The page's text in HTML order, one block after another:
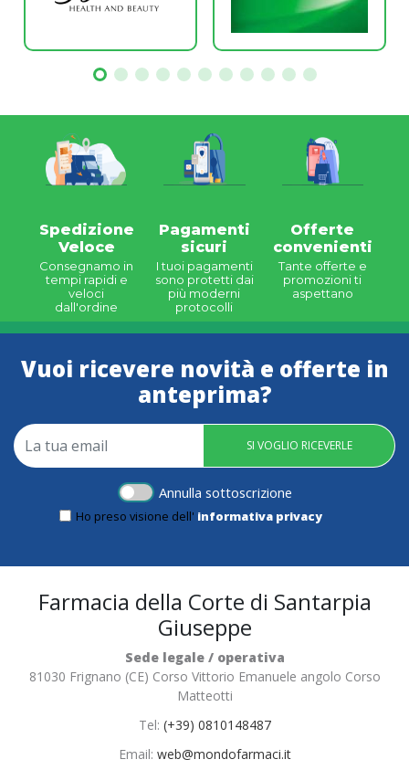
Spedizione
Veloce
Consegnamo in
tempi rapidi e
veloci
dall'ordine
Pagamenti
sicuri
I tuoi pagamenti
sono protetti dai
più moderni
protocolli
Offerte
convenienti
Tante offerte e
promozioni ti
aspettano
Vuoi ricevere novità e offerte in
anteprima?
SI VOGLIO RICEVERLE
Ho preso visione dell' informativa privacy
Annulla sottoscrizione
Farmacia della Corte di Santarpia
Giuseppe
Sede legale / operativa
81030 Frignano (CE) Corso Vittorio Emanuele angolo Corso
Matteotti
Tel: (+39) 0810148487
Email: web@mondofarmaci.it